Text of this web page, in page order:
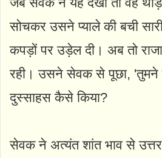
सोचकर उसने प्याले की बची
कपड़ों पर उड़ेल दी। अब तो
रही। उसने सेवक से पूछा, 'तुमने
दुस्साहस कैसे किया?
सेवक ने अत्यंत शांत भाव से उत्तर